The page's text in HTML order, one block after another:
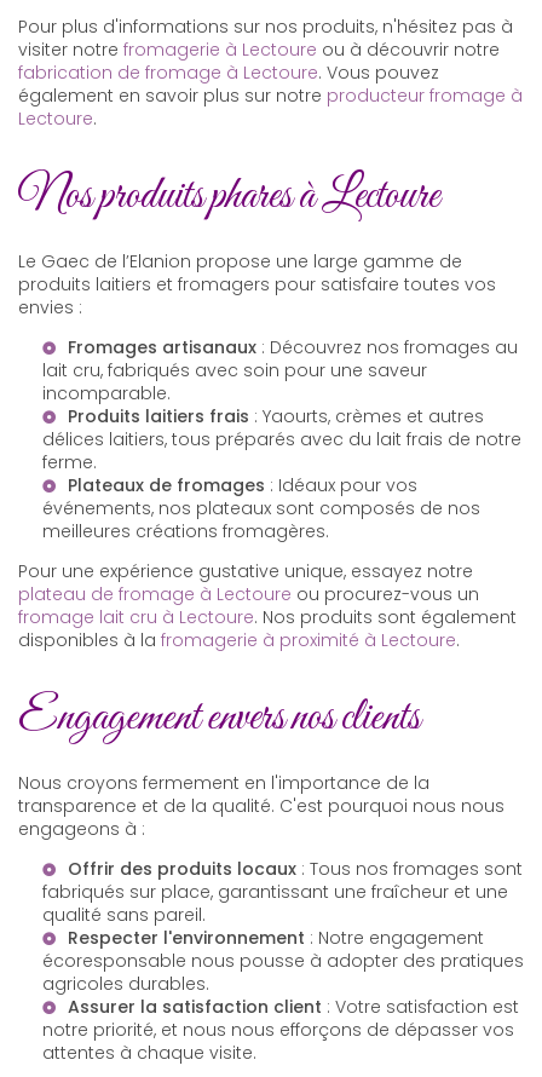
Pour plus d'informations sur nos produits, n'hésitez pas à
visiter notre fromagerie à Lectoure ou à découvrir notre
fabrication de fromage à Lectoure. Vous pouvez
également en savoir plus sur notre producteur fromage à
Lectoure.
Nos produits phares à Lectoure
Le Gaec de l’Elanion propose une large gamme de
produits laitiers et fromagers pour satisfaire toutes vos
envies :
Fromages artisanaux : Découvrez nos fromages au
lait cru, fabriqués avec soin pour une saveur
incomparable.
Produits laitiers frais : Yaourts, crèmes et autres
délices laitiers, tous préparés avec du lait frais de notre
ferme.
Plateaux de fromages : Idéaux pour vos
événements, nos plateaux sont composés de nos
meilleures créations fromagères.
Pour une expérience gustative unique, essayez notre
plateau de fromage à Lectoure ou procurez-vous un
fromage lait cru à Lectoure. Nos produits sont également
disponibles à la fromagerie à proximité à Lectoure.
Engagement envers nos clients
Nous croyons fermement en l'importance de la
transparence et de la qualité. C'est pourquoi nous nous
engageons à :
Offrir des produits locaux : Tous nos fromages sont
fabriqués sur place, garantissant une fraîcheur et une
qualité sans pareil.
Respecter l'environnement : Notre engagement
écoresponsable nous pousse à adopter des pratiques
agricoles durables.
Assurer la satisfaction client : Votre satisfaction est
notre priorité, et nous nous efforçons de dépasser vos
attentes à chaque visite.